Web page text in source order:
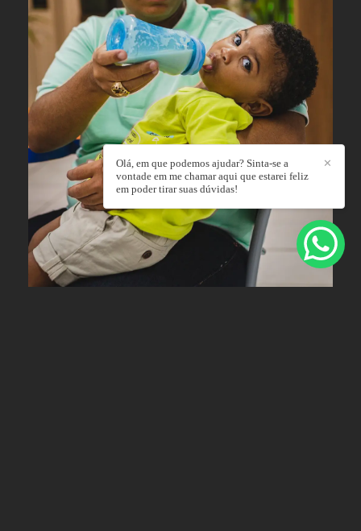
✕
Olá, em que podemos ajudar? Sinta-se a
vontade em me chamar aqui que estarei feliz
em poder tirar suas dúvidas!